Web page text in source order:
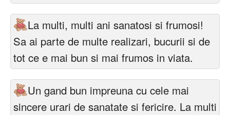
La multi, multi ani sanatosi si frumosi!
Sa ai parte de multe realizari, bucurii si de
tot ce e mai bun si mai frumos in viata.
Un gand bun impreuna cu cele mai
sincere urari de sanatate si fericire. La multi